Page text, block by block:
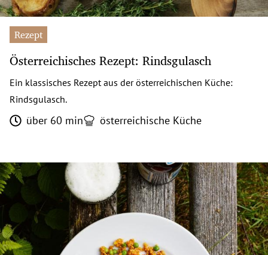
Rezept
Österreichisches Rezept: Rindsgulasch
Ein klassisches Rezept aus der österreichischen Küche:
Rindsgulasch.
über 60 min österreichische Küche